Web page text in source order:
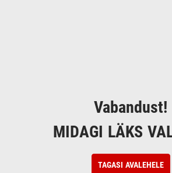
Vabandust!
MIDAGI LÄKS
TAGASI AVALEHELE